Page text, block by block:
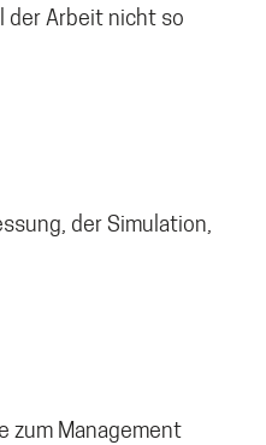
der Arbeit nicht so
der Simulation,
zum Management